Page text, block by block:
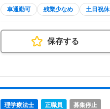
車通勤可 残業少なめ 土日祝休
保存する
理学療法士 正職員 募集停止